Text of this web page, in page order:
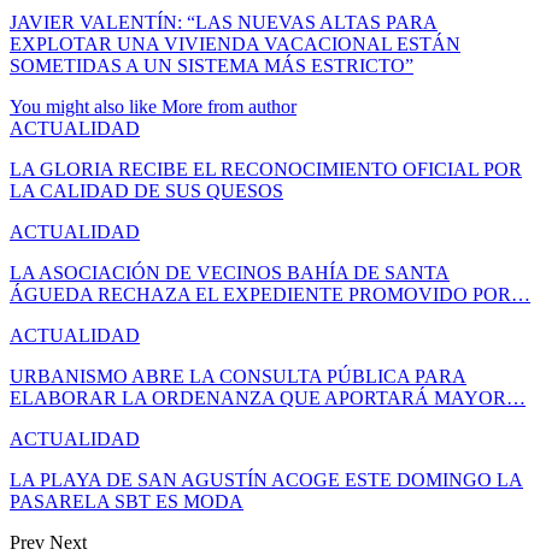
JAVIER VALENTÍN: “LAS NUEVAS ALTAS PARA
EXPLOTAR UNA VIVIENDA VACACIONAL ESTÁN
SOMETIDAS A UN SISTEMA MÁS ESTRICTO”
You might also like More from author
ACTUALIDAD
LA GLORIA RECIBE EL RECONOCIMIENTO OFICIAL POR
LA CALIDAD DE SUS QUESOS
ACTUALIDAD
LA ASOCIACIÓN DE VECINOS BAHÍA DE SANTA
ÁGUEDA RECHAZA EL EXPEDIENTE PROMOVIDO POR…
ACTUALIDAD
URBANISMO ABRE LA CONSULTA PÚBLICA PARA
ELABORAR LA ORDENANZA QUE APORTARÁ MAYOR…
ACTUALIDAD
LA PLAYA DE SAN AGUSTÍN ACOGE ESTE DOMINGO LA
PASARELA SBT ES MODA
Prev Next